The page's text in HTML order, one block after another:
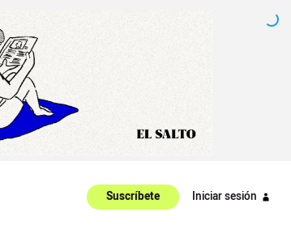
Suscríbete Iniciar sesión